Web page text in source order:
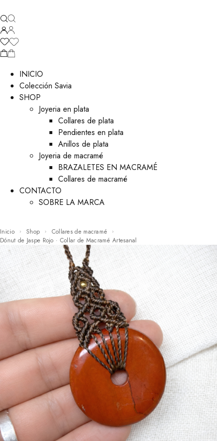
INICIO
Colección Savia
SHOP
Joyeria en plata
Collares de plata
Pendientes en plata
Anillos de plata
Joyeria de macramé
BRAZALETES EN MACRAMÉ
Collares de macramé
CONTACTO
SOBRE LA MARCA
Inicio Shop
Collares de macramé
Dónut de Jaspe Rojo · Collar de Macramé Artesanal